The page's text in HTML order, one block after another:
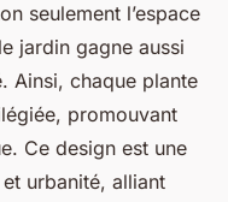
seulement l’espace
jardin gagne aussi
Ainsi, chaque plante
promouvant
Ce design est une
urbanité, alliant